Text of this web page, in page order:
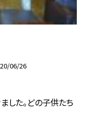
06/26
した。どの子供たち